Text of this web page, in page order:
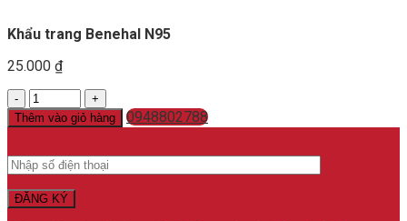
Khẩu trang Benehal N95
25.000 ₫
Khẩu
trang
Benehal
số
Thêm vào giỏ hàng 0948802788